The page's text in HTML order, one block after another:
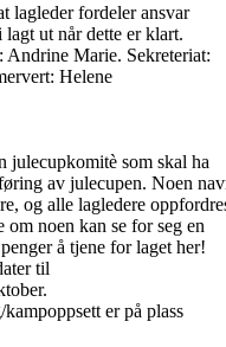
lagleder fordeler ansvar
ut når dette er klart.
Marie. Sekreteriat:
Helene
julecupkomitè som skal ha
av julecupen. Noen
og alle lagledere
noen kan se for seg en
å tjene for laget her!
til
er på plass